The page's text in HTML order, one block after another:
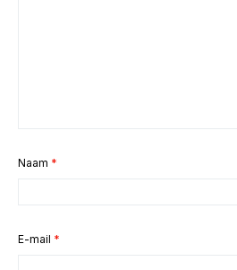
Naam *
E-mail *